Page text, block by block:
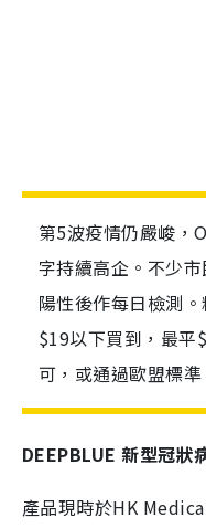
第5波疫情仍嚴峻，
字持續高企。不少
陽性後作每日檢測
$19以下買到，最平
可，或通過歐盟標
DEEPBLUE 新型冠狀
產品現時於HK